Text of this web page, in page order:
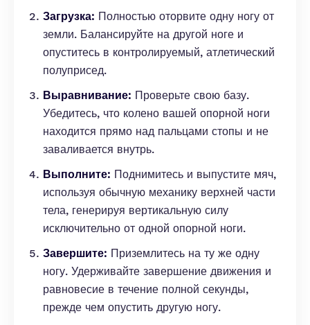
Загрузка: Полностью оторвите одну ногу от
земли. Балансируйте на другой ноге и
опуститесь в контролируемый, атлетический
полуприсед.
Выравнивание: Проверьте свою базу.
Убедитесь, что колено вашей опорной ноги
находится прямо над пальцами стопы и не
заваливается внутрь.
Выполните: Поднимитесь и выпустите мяч,
используя обычную механику верхней части
тела, генерируя вертикальную силу
исключительно от одной опорной ноги.
Завершите: Приземлитесь на ту же одну
ногу. Удерживайте завершение движения и
равновесие в течение полной секунды,
прежде чем опустить другую ногу.